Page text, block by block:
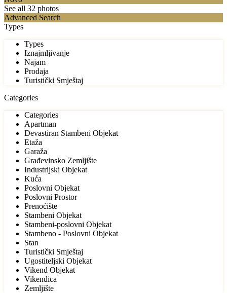
See all 32 photos
Advanced Search
Types
Types
Iznajmljivanje
Najam
Prodaja
Turistički Smještaj
Categories
Categories
Apartman
Devastiran Stambeni Objekat
Etaža
Garaža
Građevinsko Zemljište
Industrijski Objekat
Kuća
Poslovni Objekat
Poslovni Prostor
Prenoćište
Stambeni Objekat
Stambeni-poslovni Objekat
Stambeno - Poslovni Objekat
Stan
Turistički Smještaj
Ugostiteljski Objekat
Vikend Objekat
Vikendica
Zemljište